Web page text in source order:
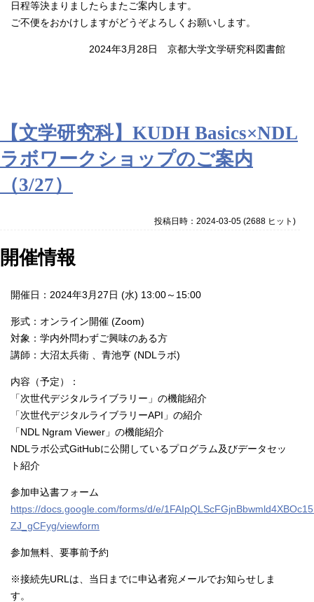
日程等決まりましたらまたご案内します。
ご不便をおかけしますがどうぞよろしくお願いします。
2024年3月28日 京都大学文学研究科図書館
【文学研究科】KUDH Basics×NDL
ラボワークショップのご案内
（3/27）
投稿日時：2024-03-05(2688 ヒット )
開催情報
開催日：2024年3月27日 (水) 13:00～15:00
形式：オンライン開催 (Zoom)
対象：学内外問わずご興味のある方
講師：大沼太兵衛 、青池亨 (NDLラボ)
内容（予定）：
「次世代デジタルライブラリー」の機能紹介
「次世代デジタルライブラリーAPI」の紹介
「NDL Ngram Viewer」の機能紹介
NDLラボ公式GitHubに公開しているプログラム及びデータセッ
ト紹介
参加申込書フォーム
https://docs.google.com/forms/d/e/
ZJ_gCFyg/viewform
参加無料、要事前予約
※接続先URLは、当日までに申込者宛メールでお知らせしま
す。